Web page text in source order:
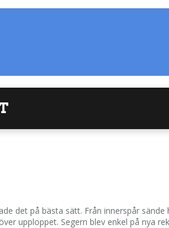
det på bästa sätt. Från innerspår
upploppet. Segern blev enkel på nya